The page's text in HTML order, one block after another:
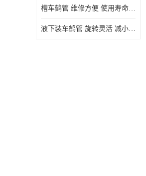
槽车鹤管 维修方便 使用寿命较长
液下装车鹤管 旋转灵活 减小压力损失